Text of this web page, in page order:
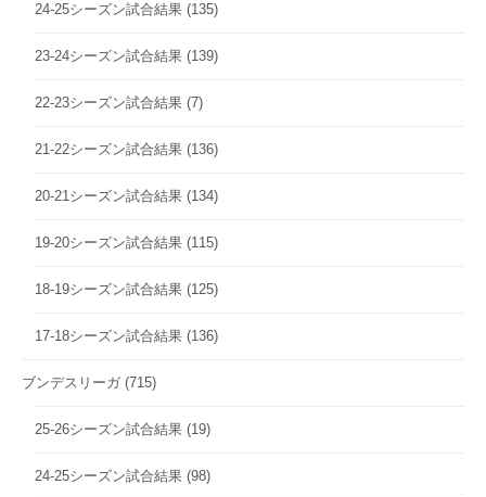
24-25シーズン試合結果 (135)
23-24シーズン試合結果 (139)
22-23シーズン試合結果 (7)
21-22シーズン試合結果 (136)
20-21シーズン試合結果 (134)
19-20シーズン試合結果 (115)
18-19シーズン試合結果 (125)
17-18シーズン試合結果 (136)
ブンデスリーガ (715)
25-26シーズン試合結果 (19)
24-25シーズン試合結果 (98)